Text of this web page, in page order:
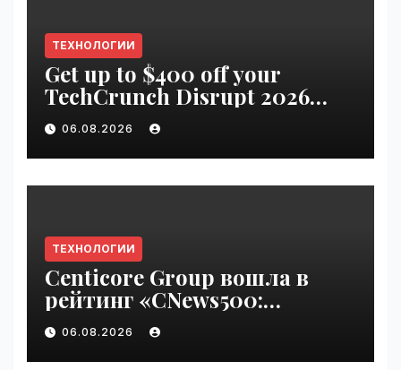
ТЕХНОЛОГИИ
Get up to $400 off your
TechCrunch Disrupt 2026
pass until Friday | VseTime.ru
06.08.2026
ТЕХНОЛОГИИ
Centicore Group вошла в
рейтинг «CNews500:
Крупнейшие ИТ-компании
России» | VseTime.ru
06.08.2026